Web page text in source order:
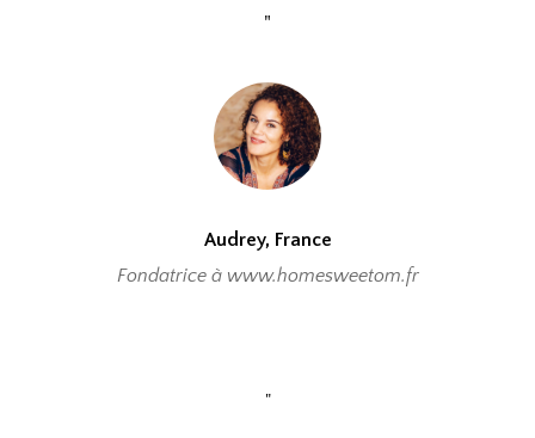
"
Audrey, France
Fondatrice à www.homesweetom.fr
"